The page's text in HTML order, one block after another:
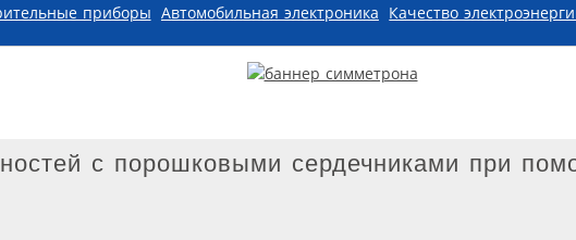
приборы Автомобильная электроника Качество
с порошковыми сердечниками при